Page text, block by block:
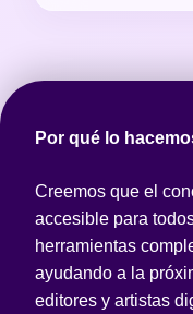
Por qué lo
Creemos que el
accesible para
herramientas
ayudando a la
editores y artistas